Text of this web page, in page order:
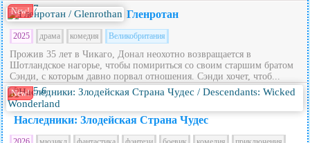
New! 7 Гленротан
2025 драма комедия Великобритания
Прожив 35 лет в Чикаго, Донал неохотно возвращается в
Шотландское нагорье, чтобы помириться со своим старшим братом
Сэнди, с которым давно порвал отношения. Сэнди хочет, чтоб...
New! 5.6
Наследники: Злодейская Страна Чудес